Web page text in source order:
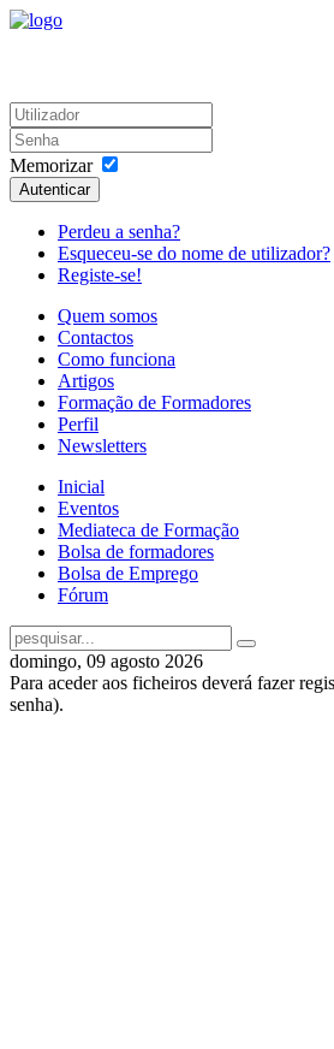
Memorizar
Autenticar
Perdeu a senha?
Esqueceu-se do nome de utilizador?
Registe-se!
Quem somos
Contactos
Como funciona
Artigos
Formação de Formadores
Perfil
Newsletters
Inicial
Eventos
Mediateca de Formação
Bolsa de formadores
Bolsa de Emprego
Fórum
domingo, 09 agosto 2026
Para aceder aos ficheiros deverá fazer
senha).